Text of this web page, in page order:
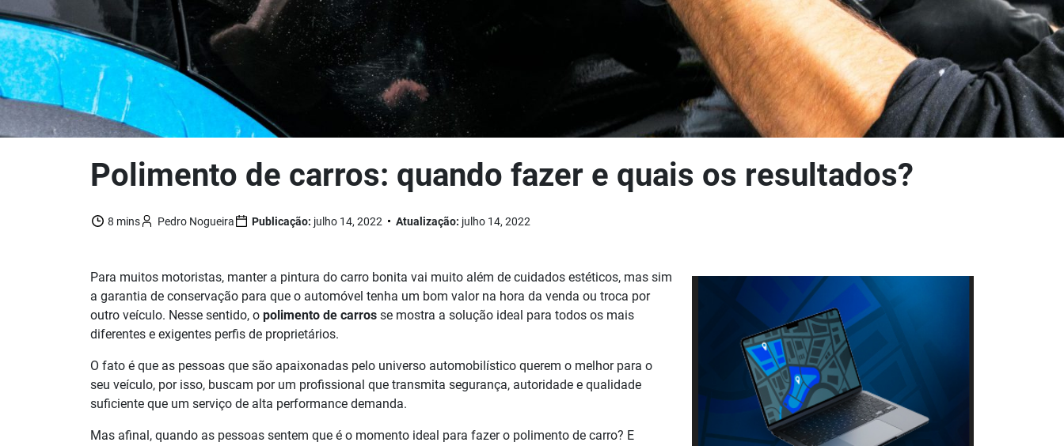
Polimento de carros: quando fazer e quais os resultados?
8 mins Pedro Nogueira Publicação: julho 14, 2022 Atualização: julho 14, 2022
Para muitos motoristas, manter a pintura do carro bonita vai muito além de cuidados estéticos, mas sim
a garantia de conservação para que o automóvel tenha um bom valor na hora da venda ou troca por
outro veículo. Nesse sentido, o polimento de carros se mostra a solução ideal para todos os mais
diferentes e exigentes perfis de proprietários.
O fato é que as pessoas que são apaixonadas pelo universo automobilístico querem o melhor para o
seu veículo, por isso, buscam por um profissional que transmita segurança, autoridade e qualidade
suficiente que um serviço de alta performance demanda.
Mas afinal, quando as pessoas sentem que é o momento ideal para fazer o polimento de carro? E